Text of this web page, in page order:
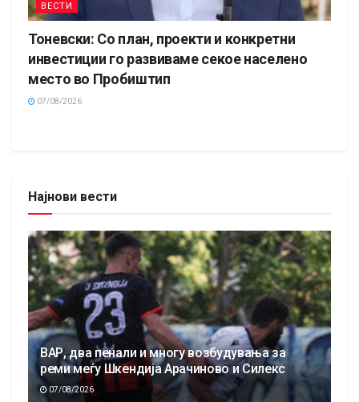
ВЕСТИ
Тоневски: Со план, проекти и конкретни
инвестиции го развиваме секое населено
место во Пробиштип
07/08/2026
Најнови вести
ВАР, два пенали и многу возбудувања за
реми меѓу Шкендија Арачиново и Силекс
07/08/2026